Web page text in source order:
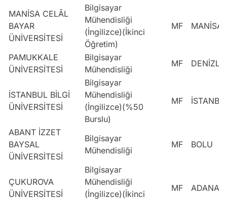
MANİSA CELÂL
BAYAR
ÜNİVERSİTESİ
Bilgisayar
Mühendisliği
(İngilizce)(İkinci
Öğretim)
MF MANİSA
PAMUKKALE
ÜNİVERSİTESİ
Bilgisayar
Mühendisliği
MF DENİZLİ
İSTANBUL BİLGİ
ÜNİVERSİTESİ
Bilgisayar
Mühendisliği
(İngilizce)(%50
Burslu)
MF
ABANT İZZET
BAYSAL
ÜNİVERSİTESİ
Bilgisayar
Mühendisliği
MF BOLU
ÇUKUROVA
ÜNİVERSİTESİ
Bilgisayar
Mühendisliği
(İngilizce)(İkinci
MF ADANA